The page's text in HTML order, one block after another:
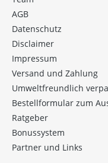
AGB
Datenschutz
Disclaimer
Impressum
Versand und Zahlung
Umweltfreundlich
Bestellformular zum
Ratgeber
Bonussystem
Partner und Links